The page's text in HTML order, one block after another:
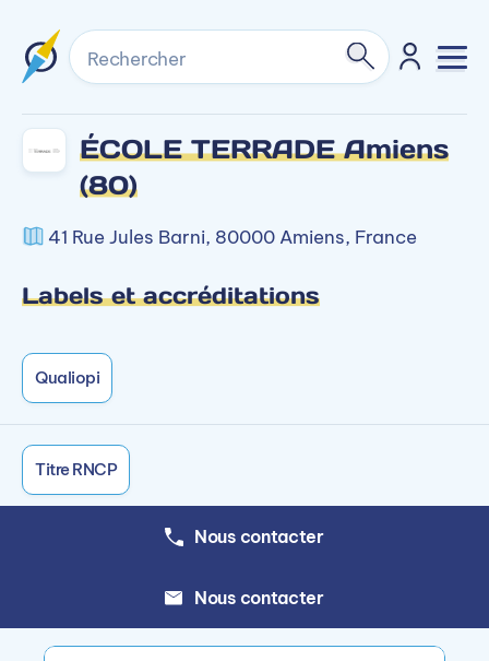
Rechercher
ÉCOLE TERRADE Amiens
(80)
41 Rue Jules Barni, 80000 Amiens, France
Labels et accréditations
Qualiopi
Titre RNCP
Nous contacter
Nous contacter